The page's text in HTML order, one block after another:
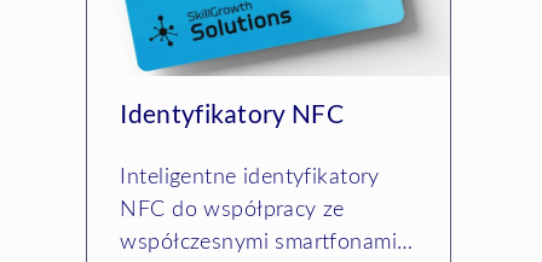
Identyfikatory NFC
Inteligentne identyfikatory
NFC do współpracy ze
współczesnymi smartfonami.